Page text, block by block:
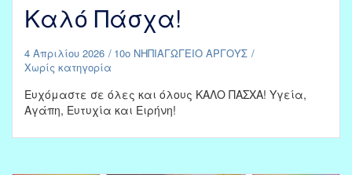
Καλό Πάσχα!
4 Απριλίου 2026
10ο ΝΗΠΙΑΓΩΓΕΙΟ ΑΡΓΟΥΣ
Χωρίς κατηγορία
Ευχόμαστε σε όλες και όλους ΚΑΛΟ ΠΑΣΧΑ! Υγεία,
Αγάπη, Ευτυχία και Ειρήνη!